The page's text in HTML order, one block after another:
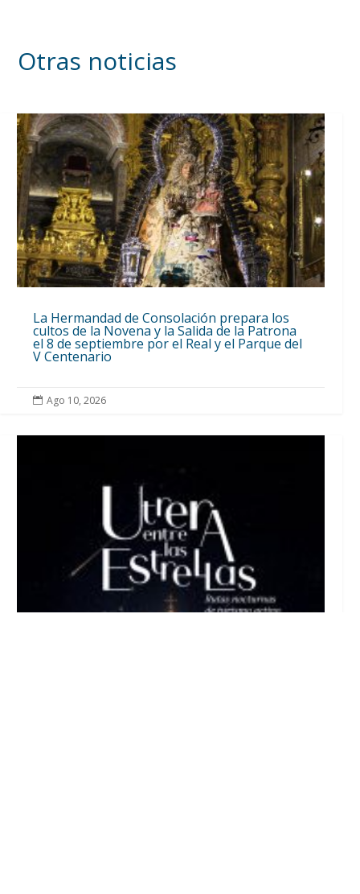
Otras noticias
La Hermandad de Consolación prepara los
cultos de la Novena y la Salida de la Patrona
el 8 de septiembre por el Real y el Parque del
V Centenario
 Ago 10, 2026